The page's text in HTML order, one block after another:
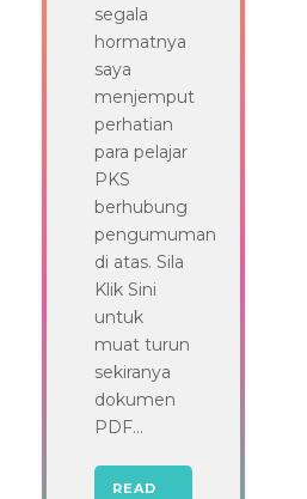
segala
hormatnya
saya
menjemput
perhatian
para pelajar
PKS
berhubung
pengumuman
di atas. Sila
Klik Sini
untuk
muat turun
sekiranya
dokumen
PDF...
READ